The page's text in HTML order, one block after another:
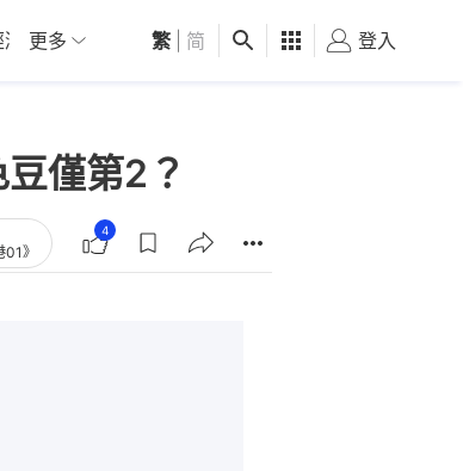
01深圳 觀點 健康 好食玩飛
更多 繁 简 登入
僅第2？
》
4